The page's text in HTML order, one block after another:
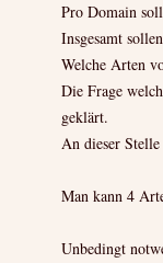
Pro Domain
Insgesamt
Welche Arten
Die Frage
geklärt.
An dieser
Man kann 4
Unbedingt